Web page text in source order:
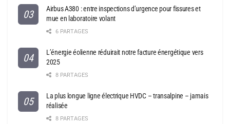
Airbus A380 : entre inspections d’urgence pour fissures et
mue en laboratoire volant
6 PARTAGES
L’énergie éolienne réduirait notre facture énergétique vers
2025
8 PARTAGES
La plus longue ligne électrique HVDC – transalpine – jamais
réalisée
8 PARTAGES